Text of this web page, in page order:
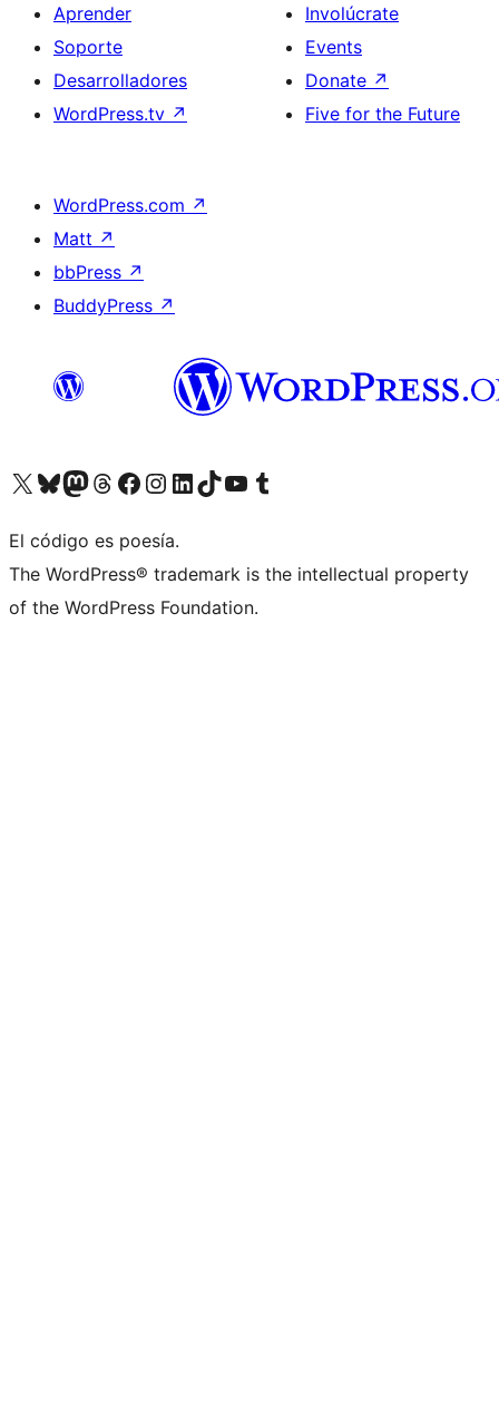
Aprender
Soporte
Desarrolladores
WordPress.tv ↗
Involúcrate
Events
Donate ↗
Five for the Future
WordPress.com ↗
Matt ↗
bbPress ↗
BuddyPress ↗
Visit our X (formerly Twitter) account
Visit our Bluesky account
Visit our Mastodon account
Visit our Threads account
Visita nuestra página de Facebook
Visita nuestra cuenta de Instagram
Visita nuestra cuenta de LinkedIn
Visit our TikTok account
Visita nuestro canal de YouTube
Visit our Tumblr account
El código es poesía.
The WordPress® trademark is the intellectual property
of the WordPress Foundation.